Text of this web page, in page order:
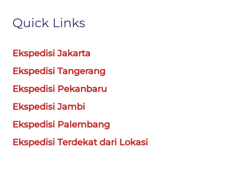
Quick Links
Ekspedisi Jakarta
Ekspedisi Tangerang
Ekspedisi Pekanbaru
Ekspedisi Jambi
Ekspedisi Palembang
Ekspedisi Terdekat dari Lokasi